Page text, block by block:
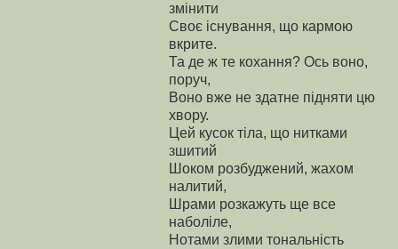
змінити
Своє існування, що кармою
вкрите.
Та де ж те кохання? Ось воно,
поруч,
Воно вже не здатне підняти цю
хвору.
Цей кусок тіла, що нитками
зшитий
Шоком розбуджений, жахом
налитий,
Шрами розкажуть ще все
наболіле,
Нотами злими тональність